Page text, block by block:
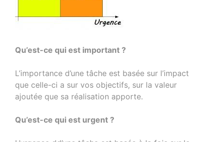
Qu’est-ce qui est important ?
L’importance d’une tâche est basée sur l’impact
que celle-ci a sur vos objectifs, sur la valeur
ajoutée que sa réalisation apporte.
Qu’est-ce qui est urgent ?